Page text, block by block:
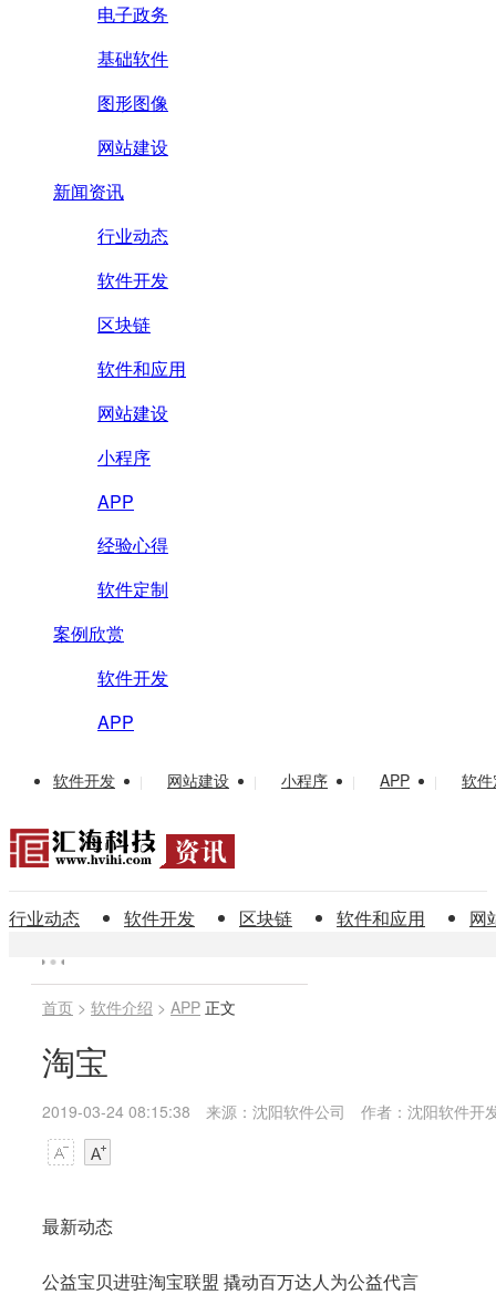
电子政务
基础软件
图形图像
网站建设
新闻资讯
行业动态
软件开发
区块链
软件和应用
网站建设
小程序
APP
经验心得
软件定制
案例欣赏
软件开发
APP
软件开发 | 网站建设 | 小程序 | APP | 软
行业动态 软件开发 区块链 软件和应用 网
首页 > 软件介绍 > APP 正文
淘宝
2019-03-24 08:15:38 来源：沈阳软件公司 作者：沈阳软件开
最新动态
公益宝贝进驻淘宝联盟 撬动百万达人为公益代言